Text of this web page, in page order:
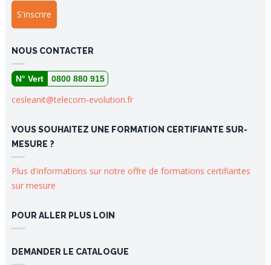
S'inscrire
NOUS CONTACTER
N° Vert 0800 880 915
cesleanit@telecom-evolution.fr
VOUS SOUHAITEZ UNE FORMATION CERTIFIANTE SUR-
MESURE ?
Plus d'informations sur notre offre de formations certifiantes
sur mesure
POUR ALLER PLUS LOIN
DEMANDER LE CATALOGUE